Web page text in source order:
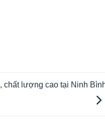
chất lượng cao tại Ninh